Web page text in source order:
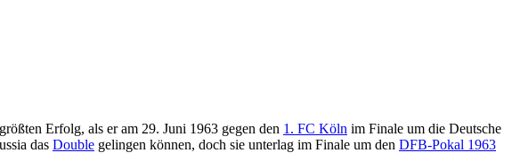
Erfolg, als er am 29. Juni 1963 gegen den 1. FC Köln im Finale um die Deutsche
das Double gelingen können, doch sie unterlag im Finale um den DFB-Pokal 1963